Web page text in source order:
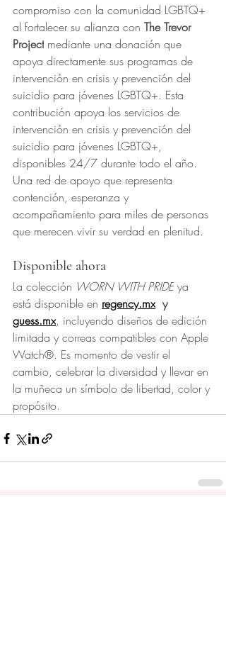
compromiso con la comunidad LGBTQ+
al fortalecer su alianza con The Trevor
Project mediante una donación que
apoya directamente sus programas de
intervención en crisis y prevención del
suicidio para jóvenes LGBTQ+. Esta
contribución apoya los servicios de
intervención en crisis y prevención del
suicidio para jóvenes LGBTQ+,
disponibles 24/7 durante todo el año.
Una red de apoyo que representa
contención, esperanza y
acompañamiento para miles de personas
que merecen vivir su verdad en plenitud.
Disponible ahora
La colección WORN WITH PRIDE ya
está disponible en regency.mx y
guess.mx, incluyendo diseños de edición
limitada y correas compatibles con Apple
Watch®. Es momento de vestir el
cambio, celebrar la diversidad y llevar en
la muñeca un símbolo de libertad, color y
propósito.